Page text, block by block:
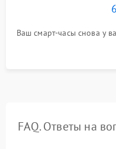
Ваш смарт-часы снова у
FAQ. Ответы на